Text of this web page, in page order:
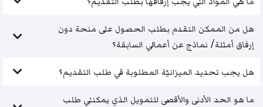
هل من الممكن التقدم بطلب الحصول على منحة دون
إرفاق أمثلة/ نماذج عن أعمالي السابقة؟
هل يجب تحديد الميزانيّة المطلوبة في طلب التقديم؟
ما هو الحد الأدنى والأقصى للتمويل الذي يمكنني طلب